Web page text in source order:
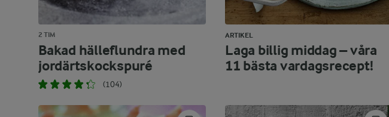
2 TIM
Bakad hälleflundra med
jordärtskockspuré
(104)
ARTIKEL
Laga billig middag – våra
11 bästa vardagsrecept!